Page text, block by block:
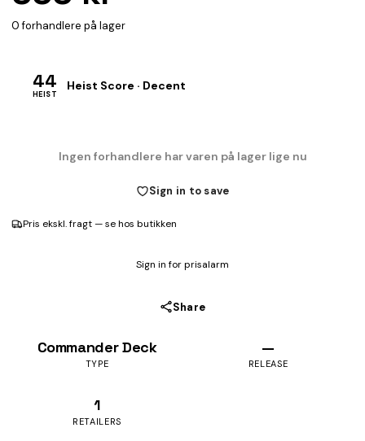
0 forhandlere på lager
44
HEIST
Heist Score · Decent
Ingen forhandlere har varen på lager lige nu
Sign in to save
Pris ekskl. fragt — se hos butikken
Sign in for prisalarm
Share
Commander Deck
TYPE
—
RELEASE
1
RETAILERS